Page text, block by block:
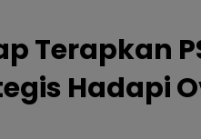
Terapkan
Hadapi